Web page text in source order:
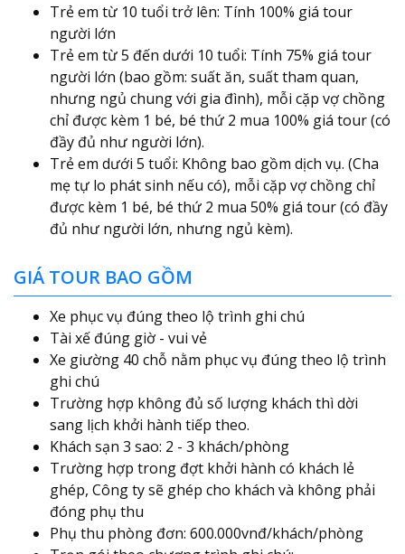
Trẻ em từ 10 tuổi trở lên: Tính 100% giá tour
người lớn
Trẻ em từ 5 đến dưới 10 tuổi: Tính 75% giá tour
người lớn (bao gồm: suất ăn, suất tham quan,
nhưng ngủ chung với gia đình), mỗi cặp vợ chồng
chỉ được kèm 1 bé, bé thứ 2 mua 100% giá tour (có
đầy đủ như người lớn).
Trẻ em dưới 5 tuổi: Không bao gồm dịch vụ. (Cha
mẹ tự lo phát sinh nếu có), mỗi cặp vợ chồng chỉ
được kèm 1 bé, bé thứ 2 mua 50% giá tour (có đầy
đủ như người lớn, nhưng ngủ kèm).
GIÁ TOUR BAO GỒM
Xe phục vụ đúng theo lộ trình ghi chú
Tài xế đúng giờ - vui vẻ
Xe giường 40 chỗ nằm phục vụ đúng theo lộ trình
ghi chú
Trường hợp không đủ số lượng khách thì dời
sang lịch khởi hành tiếp theo.
Khách sạn 3 sao: 2 - 3 khách/phòng
Trường hợp trong đợt khởi hành có khách lẻ
ghép, Công ty sẽ ghép cho khách và không phải
đóng phụ thu
Phụ thu phòng đơn: 600.000vnđ/khách/phòng